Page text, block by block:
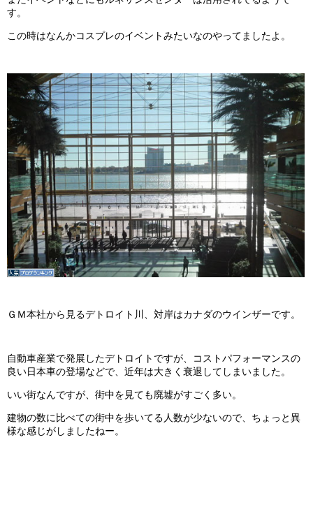
す。
この時はなんかコスプレのイベントみたいなのやってましたよ。
ＧＭ本社から見るデトロイト川、対岸はカナダのウインザーです。
自動車産業で発展したデトロイトですが、コストパフォーマンスの
良い日本車の登場などで、近年は大きく衰退してしまいました。
いい街なんですが、街中を見ても廃墟がすごく多い。
建物の数に比べての街中を歩いてる人数が少ないので、ちょっと異
様な感じがしましたねー。